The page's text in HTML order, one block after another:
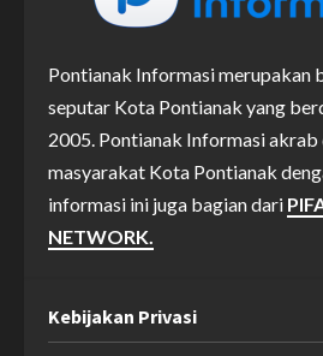
Pontianak Informasi merupakan
seputar Kota Pontianak yang
2005. Pontianak Informasi akrab
masyarakat Kota Pontianak
informasi ini juga bagian dari
NETWORK.
Kebijakan Privasi